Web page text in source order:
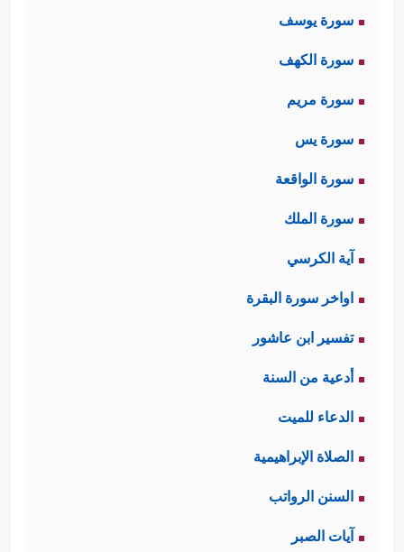
سورة يوسف
سورة الكهف
سورة مريم
سورة يس
سورة الواقعة
سورة الملك
آية الكرسي
اواخر سورة البقرة
تفسير ابن عاشور
أدعية من السنة
الدعاء للميت
الصلاة الإبراهيمية
السنن الرواتب
آيات الصبر